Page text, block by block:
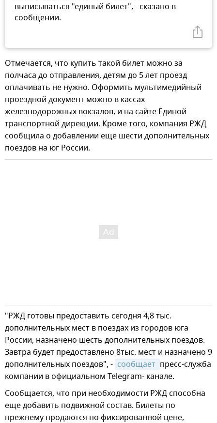
выписываться "единый билет", - сказано в
сообщении.
Отмечается, что купить такой билет можно за
полчаса до отправления, детям до 5 лет проезд
оплачивать не нужно. Оформить мультимедийный
проездной документ можно в кассах
железнодорожных вокзалов, и на сайте Единой
транспортной дирекции. Кроме того, компания РЖД
сообщила о добавлении еще шести дополнительных
поездов на юг России.
"РЖД готовы предоставить сегодня 4,8 тыс.
дополнительных мест в поездах из городов юга
России, назначено шесть дополнительных поездов.
Завтра будет предоставлено 8тыс. мест и назначено 9
дополнительных поездов", - сообщает пресс-служба
компании в официальном Telegram- канале.
Сообщается, что при необходимости РЖД способна
еще добавить подвижной состав. Билеты по
прежнему продаются по фиксированной цене,